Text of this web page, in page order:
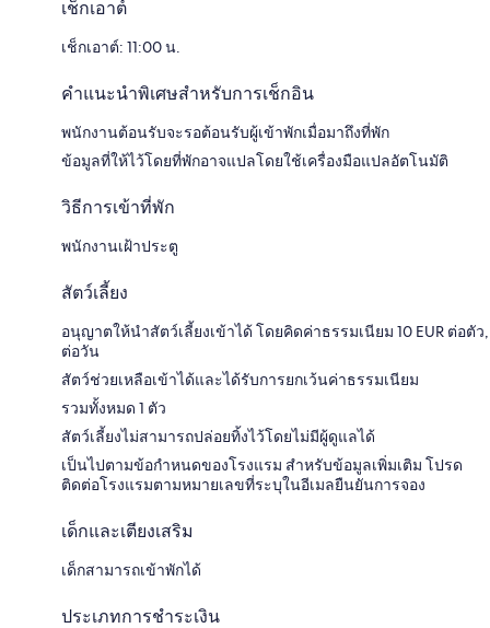
เช็กเอาต์
เช็กเอาต์: 11:00 น.
คำแนะนำพิเศษสำหรับการเช็กอิน
พนักงานต้อนรับจะรอต้อนรับผู้เข้าพักเมื่อมาถึงที่พัก
ข้อมูลที่ให้ไว้โดยที่พักอาจแปลโดยใช้เครื่องมือแปลอัตโนมัติ
วิธีการเข้าที่พัก
พนักงานเฝ้าประตู
สัตว์เลี้ยง
อนุญาตให้นำสัตว์เลี้ยงเข้าได้ โดยคิดค่าธรรมเนียม 10 EUR ต่อตัว,
ต่อวัน
สัตว์ช่วยเหลือเข้าได้และได้รับการยกเว้นค่าธรรมเนียม
รวมทั้งหมด 1 ตัว
สัตว์เลี้ยงไม่สามารถปล่อยทิ้งไว้โดยไม่มีผู้ดูแลได้
เป็นไปตามข้อกำหนดของโรงแรม สำหรับข้อมูลเพิ่มเติม โปรด
ติดต่อโรงแรมตามหมายเลขที่ระบุในอีเมลยืนยันการจอง
เด็กและเตียงเสริม
เด็กสามารถเข้าพักได้
ประเภทการชำระเงิน